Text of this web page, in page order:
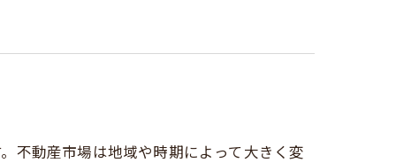
不動産市場は地域や時期によって大きく変